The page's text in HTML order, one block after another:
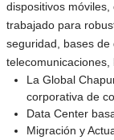
dispositivos
trabajado para
seguridad, bases
La Global
corporativa de
Data Center
Migración y